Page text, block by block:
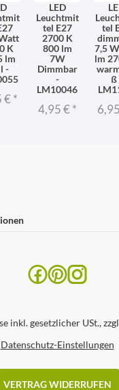
K
lm
-
€*
LED
Leuchtmit
tel E27
2700 K
800 lm
7W
Dimmbar
-
LM10046
4,95 €*
tel
7,5
lm
ß
inkl. gesetzlicher USt.,
Datenschutz-Einstellungen
VERTRAG WIDERRUFEN